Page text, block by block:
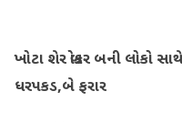
ખોટા શેર બ્રોકર બની લોકો
ધરપકડ,બે ફરાર